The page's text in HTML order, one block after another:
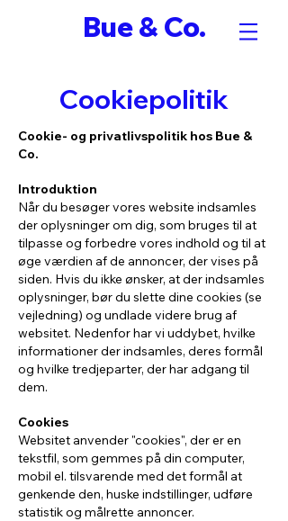
Bue & Co.
Cookiepolitik
Cookie- og privatlivspolitik hos Bue &
Co.
Introduktion
Når du besøger vores website indsamles
der oplysninger om dig, som bruges til at
tilpasse og forbedre vores indhold og til at
øge værdien af de annoncer, der vises på
siden. Hvis du ikke ønsker, at der indsamles
oplysninger, bør du slette dine cookies (se
vejledning) og undlade videre brug af
websitet. Nedenfor har vi uddybet, hvilke
informationer der indsamles, deres formål
og hvilke tredjeparter, der har adgang til
dem.
Cookies
Websitet anvender "cookies", der er en
tekstfil, som gemmes på din computer,
mobil el. tilsvarende med det formål at
genkende den, huske indstillinger, udføre
statistik og målrette annoncer.